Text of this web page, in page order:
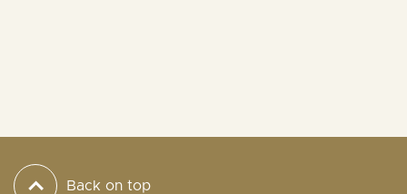
Back on top